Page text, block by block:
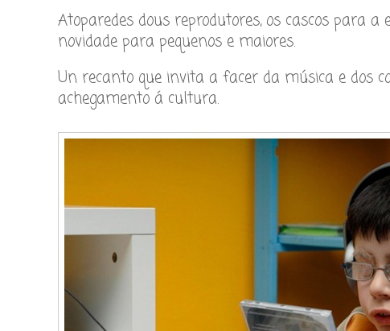
Atoparedes dous reprodutores, os cascos para
novidade para pequenos e maiores.
Un recanto que invita a facer da música e dos
achegamento á cultura.